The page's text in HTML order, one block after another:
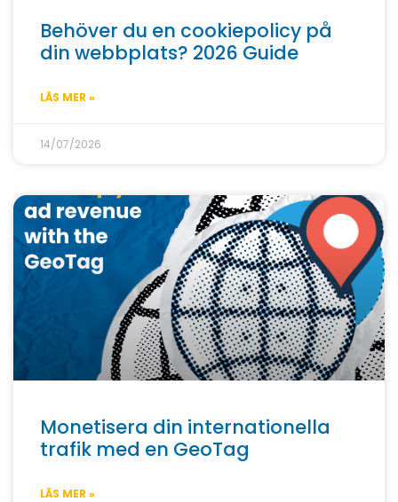
Behöver du en cookiepolicy på
din webbplats? 2026 Guide
LÄS MER »
14/07/2026
Monetisera din internationella
trafik med en GeoTag
LÄS MER »